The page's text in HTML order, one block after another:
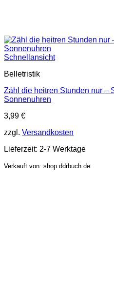
Schnellansicht
Belletristik
Zähl die heitren Stunden nur –
Sonnenuhren
3,99 €
zzgl. Versandkosten
Lieferzeit: 2-7 Werktage
Verkauft von: shop.ddrbuch.de